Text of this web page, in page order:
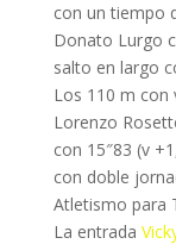
con un tiempo
Donato Lurgo
salto en largo
Los 110 m con
Lorenzo
con 15″83 (v
con doble
Atletismo para
La entrada